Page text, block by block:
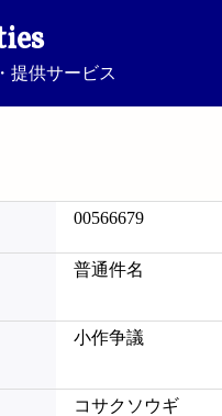
提供サービス
00566679
普通件名
小作争議
コサクソウギ